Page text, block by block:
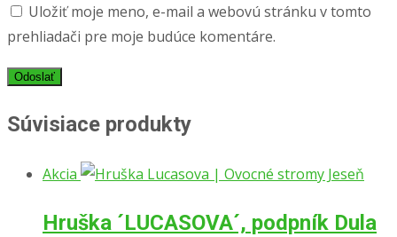
Uložiť moje meno, e-mail a webovú stránku v tomto
prehliadači pre moje budúce komentáre.
Súvisiace produkty
Akcia
Hruška ´LUCASOVA´, podpník Dula